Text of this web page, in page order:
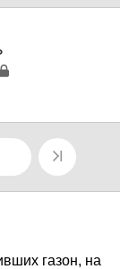
газон, на